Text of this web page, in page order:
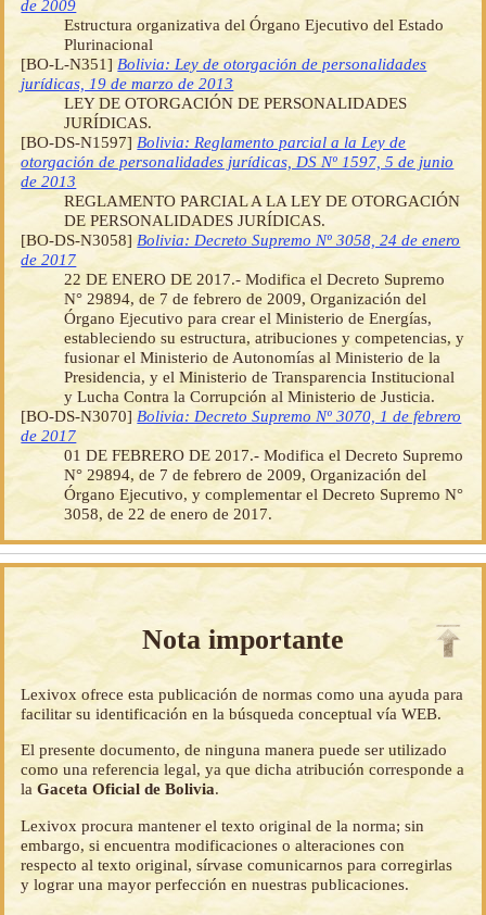
de 2009
Estructura organizativa del Órgano Ejecutivo del Estado
Plurinacional
[BO-L-N351] Bolivia: Ley de otorgación de personalidades
jurídicas, 19 de marzo de 2013
LEY DE OTORGACIÓN DE PERSONALIDADES
JURÍDICAS.
[BO-DS-N1597] Bolivia: Reglamento parcial a la Ley de
otorgación de personalidades jurídicas, DS Nº 1597, 5 de junio
de 2013
REGLAMENTO PARCIAL A LA LEY DE OTORGACIÓN
DE PERSONALIDADES JURÍDICAS.
[BO-DS-N3058] Bolivia: Decreto Supremo Nº 3058, 24 de enero
de 2017
22 DE ENERO DE 2017.- Modifica el Decreto Supremo
N° 29894, de 7 de febrero de 2009, Organización del
Órgano Ejecutivo para crear el Ministerio de Energías,
estableciendo su estructura, atribuciones y competencias, y
fusionar el Ministerio de Autonomías al Ministerio de la
Presidencia, y el Ministerio de Transparencia Institucional
y Lucha Contra la Corrupción al Ministerio de Justicia.
[BO-DS-N3070] Bolivia: Decreto Supremo Nº 3070, 1 de febrero
de 2017
01 DE FEBRERO DE 2017.- Modifica el Decreto Supremo
N° 29894, de 7 de febrero de 2009, Organización del
Órgano Ejecutivo, y complementar el Decreto Supremo N°
3058, de 22 de enero de 2017.
Nota importante
Lexivox ofrece esta publicación de normas como una ayuda para
facilitar su identificación en la búsqueda conceptual vía WEB.
El presente documento, de ninguna manera puede ser utilizado
como una referencia legal, ya que dicha atribución corresponde a
laGaceta Oficial de Bolivia.
Lexivox procura mantener el texto original de la norma; sin
embargo, si encuentra modificaciones o alteraciones con
respecto al texto original, sírvase comunicarnos para corregirlas
y lograr una mayor perfección en nuestras publicaciones.